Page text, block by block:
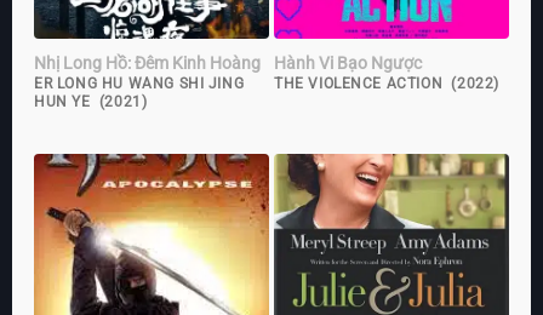
Nhị Long Hồ: Đêm Kinh Hoàng
ER LONG HU WANG SHI JING
HUN YE (2021)
Hành Vi Bạo Ngược
THE VIOLENCE ACTION (2022)